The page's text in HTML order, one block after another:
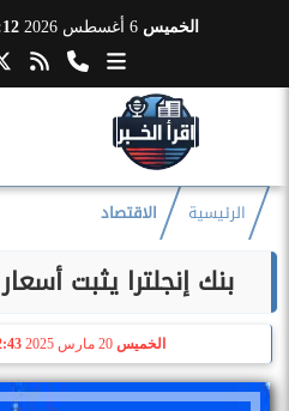
الخميس
الرئيسية الاقتصاد
بنك إنجلترا يثبت أسعار
الخميس 20 مارس 2025